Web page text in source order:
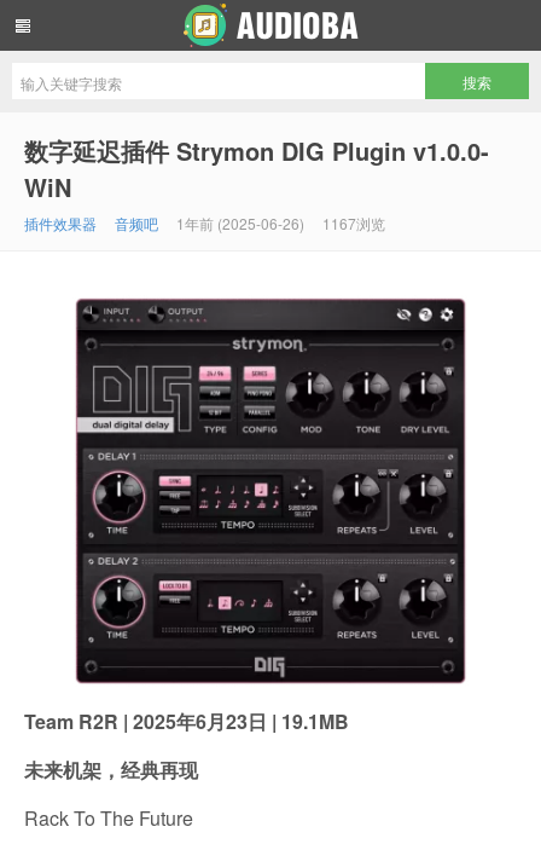
数字延迟插件 Strymon DIG Plugin v1.0.0-
WiN
插件效果器 音频吧 1年前 (2025-06-26) 1167浏览
Team R2R | 2025年6月23日 | 19.1MB
未来机架，经典再现
Rack To The Future